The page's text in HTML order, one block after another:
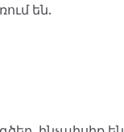
են.